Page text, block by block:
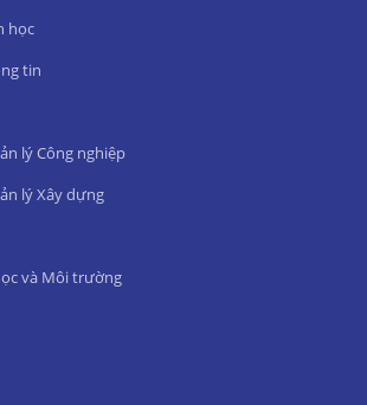
học
tin
lý Công nghiệp
lý Xây dựng
và Môi trường